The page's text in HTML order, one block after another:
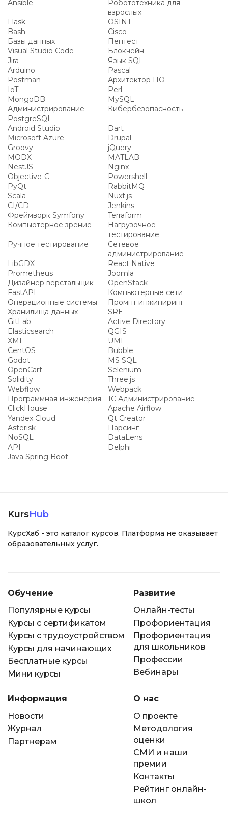
Ansible
Робототехника для
взрослых
Flask
OSINT
Bash
Cisco
Базы данных
Пентест
Visual Studio Code
Блокчейн
Jira
Язык SQL
Arduino
Pascal
Postman
Архитектор ПО
IoT
Perl
MongoDB
MySQL
Администрирование
PostgreSQL
Кибербезопасность
Android Studio
Dart
Microsoft Azure
Drupal
Groovy
jQuery
MODX
MATLAB
NestJS
Nginx
Objective-C
Powershell
PyQt
RabbitMQ
Scala
Nuxt.js
CI/CD
Jenkins
Фреймворк Symfony
Terraform
Компьютерное зрение
Нагрузочное
тестирование
Ручное тестирование
Сетевое
администрирование
LibGDX
React Native
Prometheus
Joomla
Дизайнер верстальщик
OpenStack
FastAPI
Компьютерные сети
Операционные системы
Промпт инжиниринг
Хранилища данных
SRE
GitLab
Active Directory
Elasticsearch
QGIS
XML
UML
CentOS
Bubble
Godot
MS SQL
OpenCart
Selenium
Solidity
Three.js
Webflow
Webpack
Программная инженерия
1С Администрирование
ClickHouse
Apache Airflow
Yandex Cloud
Qt Creator
Asterisk
Парсинг
NoSQL
DataLens
API
Delphi
Java Spring Boot
KursHub
КурсХаб - это каталог курсов. Платформа не оказывает
образовательных услуг.
Обучение
Популярные курсы
Курсы с сертификатом
Курсы с трудоустройством
Курсы для начинающих
Бесплатные курсы
Мини курсы
Развитие
Онлайн-тесты
Профориентация
Профориентация
для школьников
Профессии
Вебинары
Информация
Новости
Журнал
Партнерам
О нас
О проекте
Методология
оценки
СМИ и наши
премии
Контакты
Рейтинг онлайн-
школ